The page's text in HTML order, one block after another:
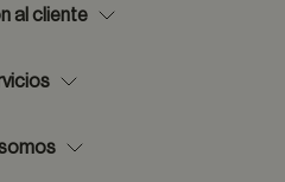
al cliente